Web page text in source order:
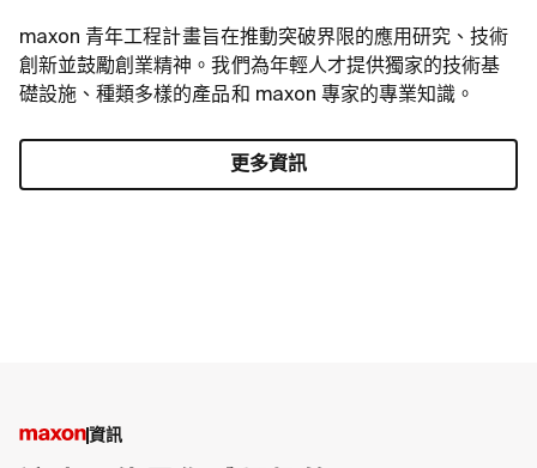
maxon 青年工程計畫旨在推動突破界限的應用研究、技術
創新並鼓勵創業精神。我們為年輕人才提供獨家的技術基
礎設施、種類多樣的產品和 maxon 專家的專業知識。
更多資訊
資訊